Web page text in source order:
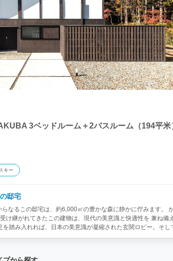
3ベッドルーム＋2バスルーム（194平米
キー
邸宅
なるこの邸宅は、約6,000㎡の豊かな森に静かに佇みます。
け継がれてきたこの建物は、現代の美意識と快適性を 兼ね備
踏み入れれば、日本の美意識が凝縮された玄関ロビー。そし